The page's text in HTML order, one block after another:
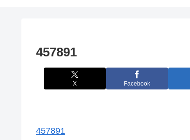
457891
X Facebook
457891